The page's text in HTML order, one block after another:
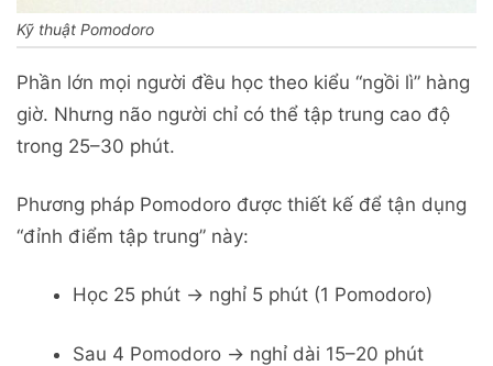
Kỹ thuật Pomodoro
Phần lớn mọi người đều học theo kiểu “ngồi lì” hàng
giờ. Nhưng não người chỉ có thể tập trung cao độ
trong 25–30 phút.
Phương pháp Pomodoro được thiết kế để tận dụng
“đỉnh điểm tập trung” này:
Học 25 phút → nghỉ 5 phút (1 Pomodoro)
Sau 4 Pomodoro → nghỉ dài 15–20 phút